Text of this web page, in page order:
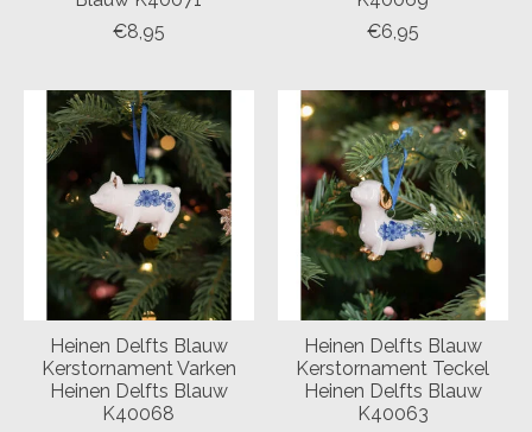
€8,95
€6,95
Heinen Delfts Blauw
Kerstornament Varken
Heinen Delfts Blauw
K40068
Heinen Delfts Blauw
Kerstornament Teckel
Heinen Delfts Blauw
K40063